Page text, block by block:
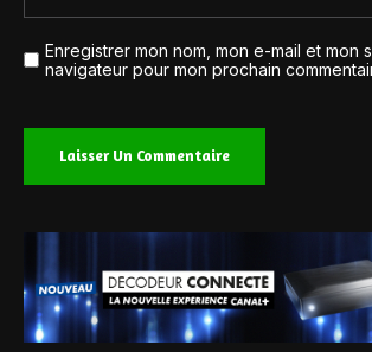
Enregistrer mon nom, mon e-mail et mon
navigateur pour mon prochain